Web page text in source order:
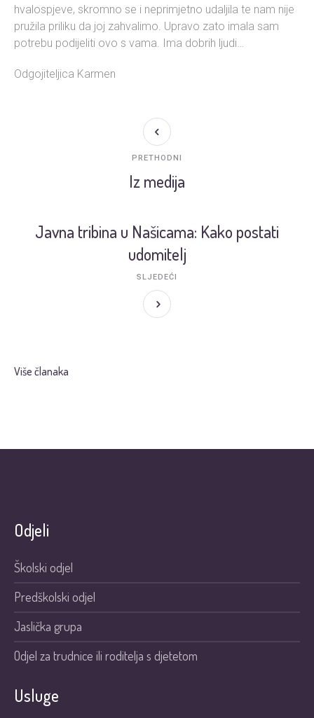
hvalospjeve, skromno se i neprimjetno udaljila te nam nije
pružila priliku da joj zahvalimo. Upravo zato imala sam
potrebu podijeliti ovo s vama. Ima dobrih ljudi…
Odgojiteljica Karmen
Iz medija
PRETHODNI
Javna tribina u Našicama: Kako postati
udomitelj
SLJEDEĆI
Više članaka
Odjeli
Školski odjel
Predškolski odjel
Jaslička grupa
Odjel za trudnice ili roditelja s djetetom
Usluge